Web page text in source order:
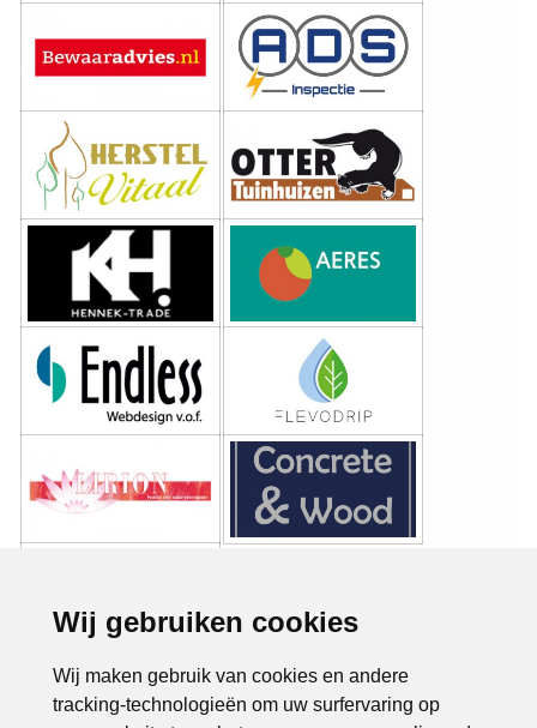
Wij gebruiken cookies
Wij maken gebruik van cookies en andere
tracking-technologieën om uw surfervaring op